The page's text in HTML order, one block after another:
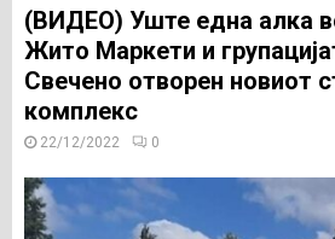
(ВИДЕО) Уште една алка
Жито Маркети и
Свечено отворен новиот
комплекс
22/12/2022 0